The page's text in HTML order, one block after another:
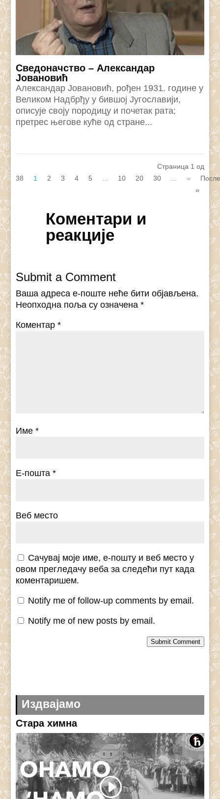
Сведоначство – Александар
Јовановић
Александар Јовановић, рођен 1931. године у
Великом Надбрђу у бившој Југославији,
описује своју породицу и почетак рата;
претрес његове куће од стране...
Страница 1 од
38
1 2 3 4 5 ... 10 20 30 ... »
»
Коментари и
реакције
Submit a Comment
Ваша адреса е-поште неће бити објављена.
Неопходна поља су означена*
Коментар*
Име*
Е-пошта*
Веб место
Сачувај моје име, е-пошту и веб место у
овом прегледачу веба за следећи пут када
коментаришем.
Notify me of follow-up comments by email.
Notify me of new posts by email.
Submit Comment
Издвајамо
Стара химна